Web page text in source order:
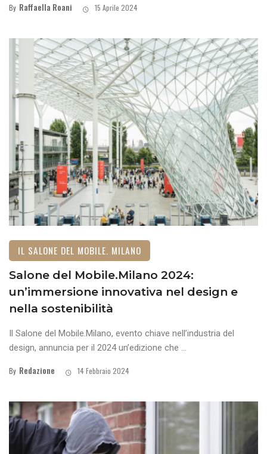
By Raffaella Roani 15 Aprile 2024
IL SALONE DEL MOBILE. MILANO
Salone del Mobile.Milano 2024:
un’immersione innovativa nel design e
nella sostenibilità
Il Salone del Mobile.Milano, evento chiave nell’industria del
design, annuncia per il 2024 un’edizione che ...
By Redazione 14 Febbraio 2024